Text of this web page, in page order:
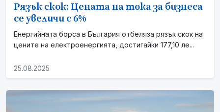
Рязък скок: Цената на тока за бизнеса
се увеличи с 6%
Енергийната борса в България отбеляза рязък скок на
цените на електроенергията, достигайки 177,10 ле...
25.08.2025